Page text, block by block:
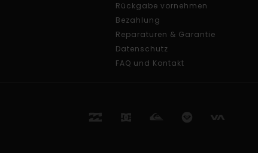
Rückgabe vornehmen
Bezahlung
Reparaturen & Garantie
Datenschutz
FAQ und Kontakt